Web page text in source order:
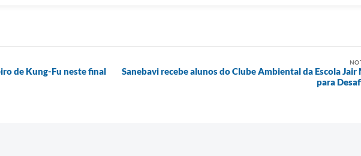
de Kung-Fu neste final
Sanebavi recebe alunos do Clube Ambiental da Escola Jair
para